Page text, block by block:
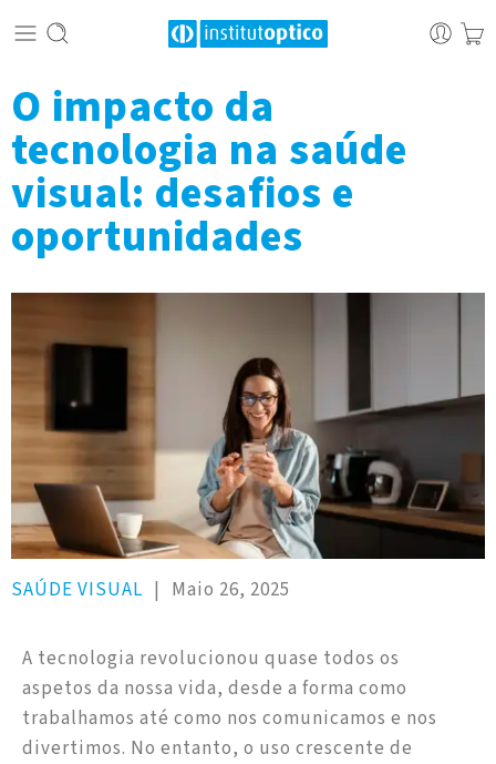
O impacto da
tecnologia na saúde
visual: desafios e
oportunidades
SAÚDE VISUAL Maio 26, 2025
A tecnologia revolucionou quase todos os
aspetos da nossa vida, desde a forma como
trabalhamos até como nos comunicamos e nos
divertimos. No entanto, o uso crescente de